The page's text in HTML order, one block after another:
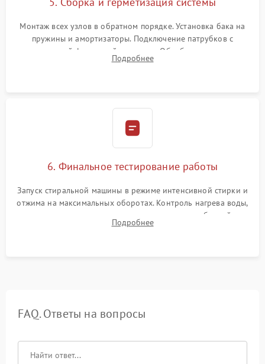
Монтаж всех узлов в обратном порядке. Установка бака на
пружины и амортизаторы. Подключение патрубков с
надежной фиксацией хомутами. Обработка стыков
герметиком для предотвращения возможных протечек воды.
Подробнее
6. Финальное тестирование работы
Запуск стиральной машины в режиме интенсивной стирки и
отжима на максимальных оборотах. Контроль нагрева воды,
корректности слива, отсутствия излишних вибраций,
посторонних стуков и протечек под корпусом.
Подробнее
FAQ. Ответы на вопросы